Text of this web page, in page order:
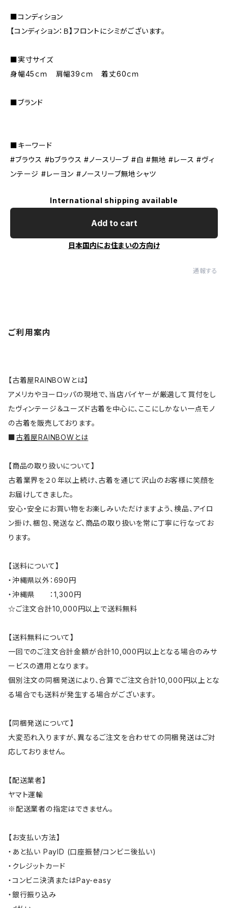
■コンディション
【コンディション：Ｂ】フロントにシミがございます。
■実寸サイズ
身幅45ｃｍ 肩幅39ｃｍ 着丈60ｃｍ
■ブランド
■キーワード
#ブラウス #bブラウス #ノースリーブ #白 #無地 #レース #ヴィ
ンテージ #レーヨン #ノースリーブ無地シャツ
International shipping available
Add to cart
日本国内にお住まいの方向け
通報する
ご利用案内
【古着屋RAINBOWとは】
アメリカやヨーロッパの現地で、当店バイヤーが厳選して買付をし
たヴィンテージ＆ユーズド古着を中心に、ここにしかない一点モノ
の古着を販売しております。
■古着屋RAINBOWとは
【商品の取り扱いについて】
古着業界を２０年以上続け、古着を通じて沢山のお客様に笑顔を
お届けしてきました。
安心・安全にお買い物をお楽しみいただけますよう、検品、アイロ
ン掛け、梱包、発送など、商品の取り扱いを常に丁寧に行なってお
ります。
【送料について】
・沖縄県以外：690円
・沖縄県 ：1,300円
☆ご注文合計10,000円以上で送料無料
【送料無料について】
一回でのご注文合計金額が合計10,000円以上となる場合のみサ
ービスの適用となります。
個別注文の同梱発送により、合算でご注文合計10,000円以上とな
る場合でも送料が発生する場合がございます。
【同梱発送について】
大変恐れ入りますが、異なるご注文を合わせての同梱発送はご対
応しておりません。
【配送業者】
ヤマト運輸
※配送業者の指定はできません。
【お支払い方法】
・あと払い PayID (口座振替/コンビニ後払い)
・クレジットカード
・コンビニ決済またはPay-easy
・銀行振り込み